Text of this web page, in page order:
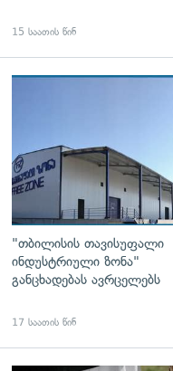
15 საათის წინ
"თბილისის თავისუფალი
ინდუსტრიული ზონა"
განცხადებას ავრცელებს
17 საათის წინ